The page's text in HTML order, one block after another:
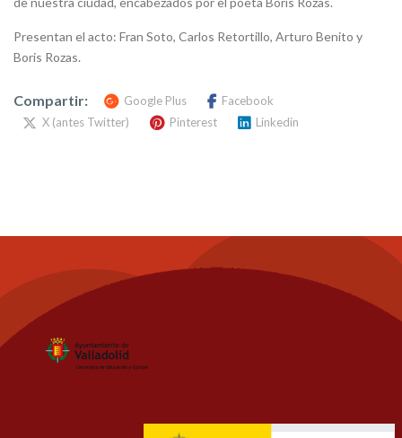
Presentan el acto: Fran Soto, Carlos Retortillo, Arturo Benito y
Boris Rozas.
Compartir: Google Plus
Facebook
X (antes Twitter)
Pinterest Linkedin